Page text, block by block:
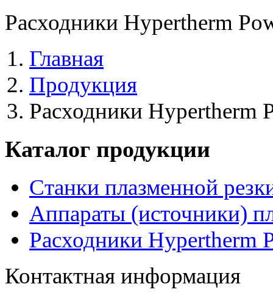
Расходники Hypertherm
Главная
Продукция
Расходники Hypertherm
Каталог продукции
Станки плазменной
Аппараты (источники)
Расходники Hypertherm
Контактная информация